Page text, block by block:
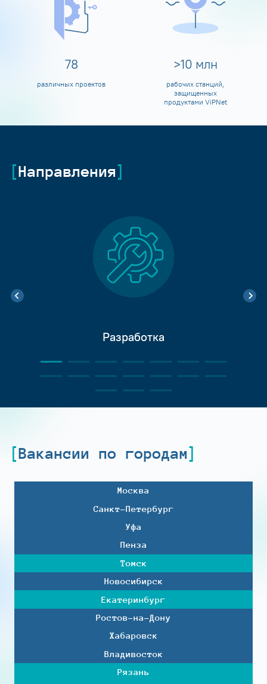
80
различных проектов
>10 млн
рабочих станций,
защищенных
продуктами ViPNet
Направления
Разработка
Вакансии по городам
Москва
Санкт-Петербург
Уфа
Пенза
Томск
Новосибирск
Екатеринбург
Ростов-на-Дону
Хабаровск
Владивосток
Рязань